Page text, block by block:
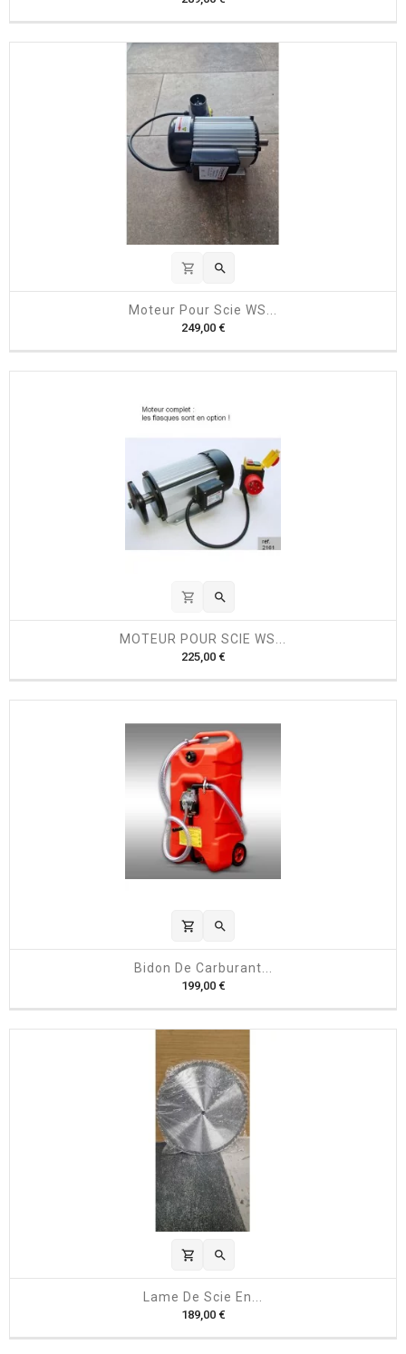
x
shopping_cart 
Moteur Pour Scie WS...
249,00 €P
x
shopping_cart 
MOTEUR POUR SCIE WS...
225,00 €P
x
shopping_cart 
Bidon De Carburant...
199,00 €P
x
shopping_cart 
Lame De Scie En...
189,00 €P